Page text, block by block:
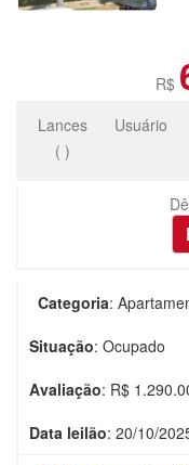
R$
Lances
( )
Usuário
Categoria:
Situação: Ocupado
Avaliação: R$
Data leilão: 20/10/